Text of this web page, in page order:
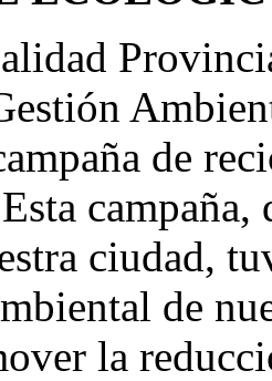
de
campaña,
ciudad,
de
la